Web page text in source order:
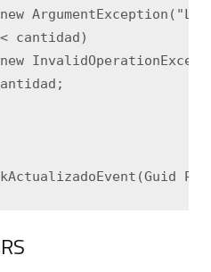
ArgumentException("La
cantidad)